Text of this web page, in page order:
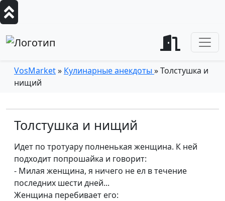
VosMarket» Кулинарные анекдоты » Толстушка и
нищий
Толстушка и нищий
Идет по тротуару полненькая женщина. К ней
подходит попрошайка и говорит:
- Милая женщина, я ничего не ел в течение
последних шести дней...
Женщина перебивает его: